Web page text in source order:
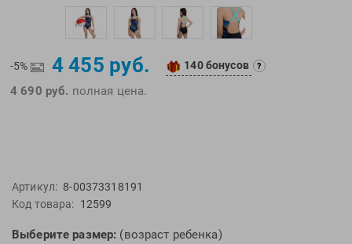
Lite Weights
Luvali
Mad Wave
McNett
MGB
Pavluque
Sailfish
-5% 4 455 руб. 140 бонусов ?
4 690 руб. полная цена.
Артикул: 8-00373318191
Код товара: 12599
Выберите размер: (возраст ребенка)